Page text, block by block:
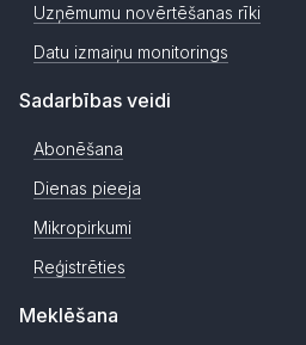
Uzņēmumu novērtēšanas rīki
Datu izmaiņu monitorings
Sadarbības veidi
Abonēšana
Dienas pieeja
Mikropirkumi
Reģistrēties
Meklēšana